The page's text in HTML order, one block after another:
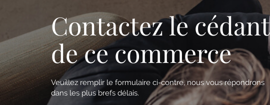
Contactez le cédant
de ce commerce
Veuillez remplir le formulaire ci-contre, nous vous répondrons
dans les plus brefs délais.